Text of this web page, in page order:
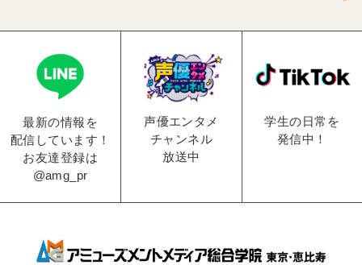
最新の情報を
配信しています！
お友達登録は
@amg_pr
声優エンタメ
チャンネル
放送中
学生の日常を
発信中！